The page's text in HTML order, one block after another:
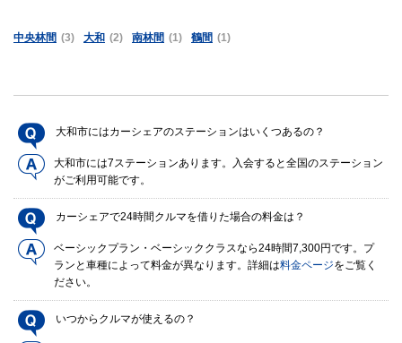
中央林間 (3) 大和 (2) 南林間 (1) 鶴間 (1)
大和市にはカーシェアのステーションはいくつあるの？
大和市には7ステーションあります。入会すると全国のステーション
がご利用可能です。
カーシェアで24時間クルマを借りた場合の料金は？
ベーシックプラン・ベーシッククラスなら24時間7,300円です。プ
ランと車種によって料金が異なります。詳細は料金ページをご覧く
ださい。
いつからクルマが使えるの？